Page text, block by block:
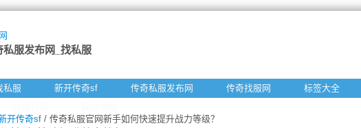
服发布网_找私服
私服 新开传奇sf 传奇私服发布网 传奇找服网
标签大全
开传奇sf / 传奇私服官网新手如何快速提升战力等级？